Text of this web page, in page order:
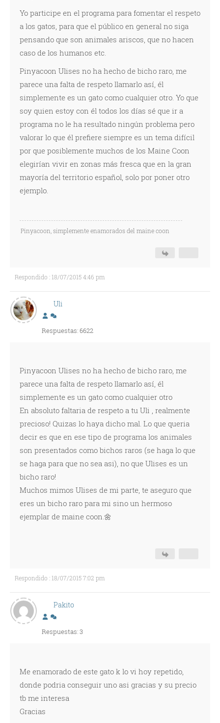
Yo participe en el programa para fomentar el respeto
a los gatos, para que el público en general no siga
pensando que son animales ariscos, que no hacen
caso de los humanos etc.
Pinyacoon Ulises no ha hecho de bicho raro, me
parece una falta de respeto llamarlo así, él
simplemente es un gato como cualquier otro. Yo que
soy quien estoy con él todos los días sé que ir a
programa no le ha resultado ningún problema pero
valorar lo que él prefiere siempre es un tema difícil
por que posiblemente muchos de los Maine Coon
elegirían vivir en zonas más fresca que en la gran
mayoría del territorio español, solo por poner otro
ejemplo.
Pinyacoon, simplemente enamorados del maine coon
Respondido : 18/07/2015 4:46 pm
Uli
Respuestas: 6622
Pinyacoon Ulises no ha hecho de bicho raro, me
parece una falta de respeto llamarlo así, él
simplemente es un gato como cualquier otro
En absoluto faltaria de respeto a tu Uli , realmente
precioso! Quizas lo haya dicho mal. Lo que queria
decir es que en ese tipo de programa los animales
son presentados como bichos raros (se haga lo que
se haga para que no sea asi), no que Ulises es un
bicho raro!
Muchos mimos Ulises de mi parte, te aseguro que
eres un bicho raro para mi sino un hermoso
ejemplar de maine coon.🌼
Respondido : 18/07/2015 7:02 pm
Pakito
Respuestas: 3
Me enamorado de este gato k lo vi hoy repetido,
donde podria conseguir uno asi gracias y su precio
tb me interesa
Gracias